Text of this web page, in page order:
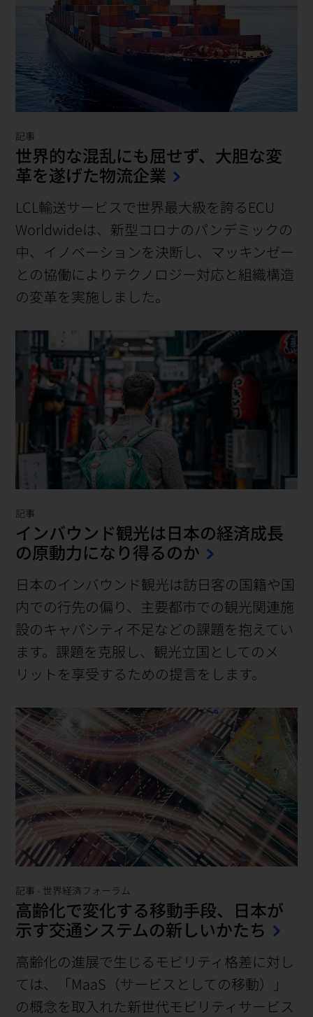
記事
世界的な混乱にも屈せず、大胆な変
革を遂げた物流企業
LCL輸送サービスで世界最大級を誇るECU
Worldwideは、新型コロナのパンデミックの
中、イノベーションを決断し、マッキンゼー
との協働によりテクノロジー対応と組織構造
の変革を実施しました。
記事
インバウンド観光は日本の経済成長
の原動力になり得るのか
日本のインバウンド観光は訪日客の国籍や国
内での行先の偏り、主要都市での観光関連施
設のキャパシティ不足などの課題を抱えてい
ます。課題を克服し、観光立国としてのメ
リットを享受するための提言をします。
記事 - 世界経済フォーラム
高齢化で変化する移動手段、日本が
示す交通システムの新しいかたち
高齢化の進展で生じるモビリティ格差に対し
ては、「MaaS（サービスとしての移動）」
の概念を取入れた新世代モビリティサービス